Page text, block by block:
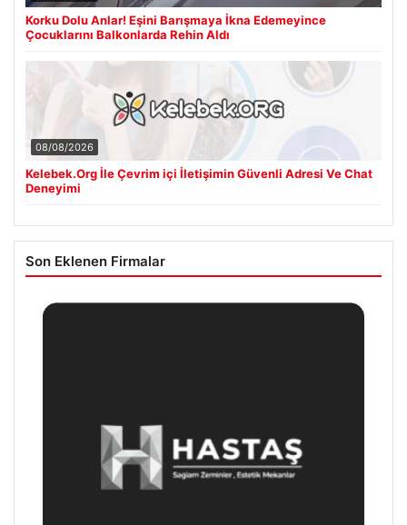
Korku Dolu Anlar! Eşini Barışmaya İkna Edemeyince
Çocuklarını Balkonlarda Rehin Aldı
08/08/2026
Kelebek.Org İle Çevrim içi İletişimin Güvenli Adresi Ve Chat
Deneyimi
Son Eklenen Firmalar